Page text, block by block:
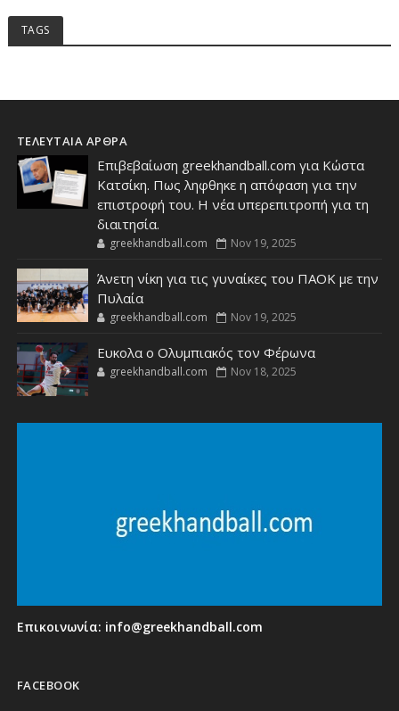
TAGS
ΤΕΛΕΥΤΑΙΑ ΑΡΘΡΑ
Επιβεβαίωση greekhandball.com για Κώστα
Κατσίκη. Πως ληφθηκε η απόφαση για την
επιστροφή του. Η νέα υπερεπιτροπή για τη
διαιτησία.
greekhandball.com Nov 19, 2025
Άνετη νίκη για τις γυναίκες του ΠΑΟΚ με την
Πυλαία
greekhandball.com Nov 19, 2025
Ευκολα ο Ολυμπιακός τον Φέρωνα
greekhandball.com Nov 18, 2025
Επικοινωνία: info@greekhandball.com
FACEBOOK